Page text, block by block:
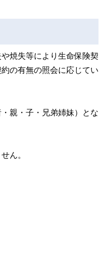
焼失等により生命保険契
の有無の照会に応じてい
親・子・兄弟姉妹）とな
ん。